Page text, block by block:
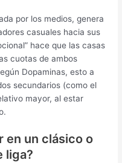
por los medios, genera
casuales hacia sus
hace que las casas
cuotas de ambos
Dopaminas, esto a
secundarios (como el
mayor, al estar
en un clásico o
liga?